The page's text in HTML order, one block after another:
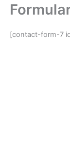
[contact-form-7